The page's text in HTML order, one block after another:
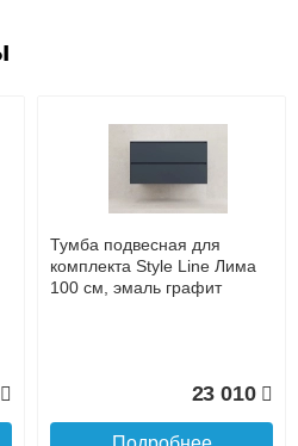
под 1 раковину, подвесная,
2 ящика, цвет корпуса,
фасада: Белый глянец
20 132
Тумба подвесная для
комплекта Style Line Лима
100 см, эмаль графит
23 010